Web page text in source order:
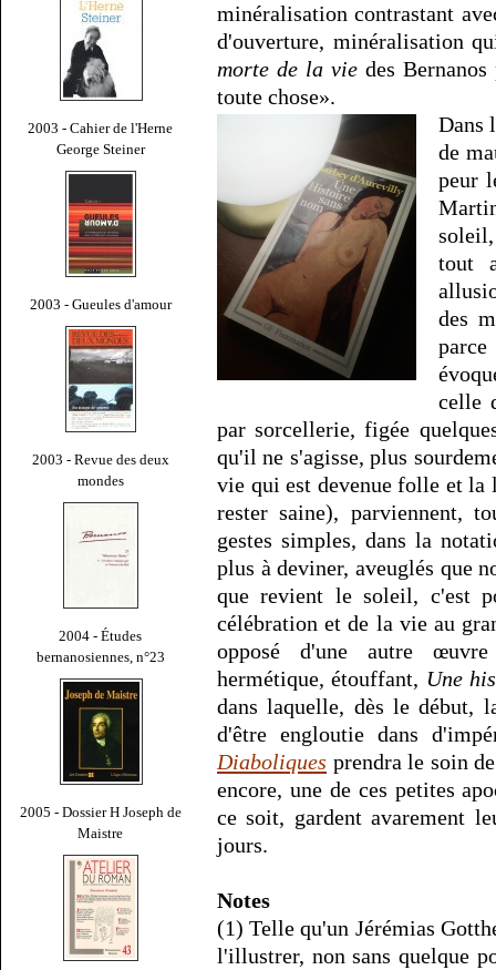
2003 - Cahier de l'Herne
George Steiner
2003 - Gueules d'amour
2003 - Revue des deux
mondes
2004 - Études
bernanosiennes, n°23
2005 - Dossier H Joseph de
Maistre
minéralisation contrastant
d'ouverture, minéralisation
morte de la viedes
toute chose».
Dans
de
peur
soleil,
tout
des
celle
par sorcellerie, figée
qu'il ne s'agisse, plus
vie qui est devenue folle et la
rester saine), parviennent,
gestes simples, dans la
plus à deviner, aveuglés que
que revient le soleil, c'est
célébration et de la vie au
opposé d'une autre
hermétique, étouffant, Une
dans laquelle, dès le début,
d'être engloutie dans
Diaboliques prendra le soin
encore, une de ces petites
ce soit, gardent avarement
jours.
Notes
(1) Telle qu'un Jérémias
l'illustrer, non sans quelque